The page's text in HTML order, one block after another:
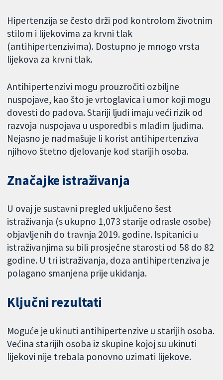
Hipertenzija se često drži pod kontrolom životnim
stilom i lijekovima za krvni tlak
(antihipertenzivima). Dostupno je mnogo vrsta
lijekova za krvni tlak.
Antihipertenzivi mogu prouzročiti ozbiljne
nuspojave, kao što je vrtoglavica i umor koji mogu
dovesti do padova. Stariji ljudi imaju veći rizik od
razvoja nuspojava u usporedbi s mlađim ljudima.
Nejasno je nadmašuje li korist antihipertenziva
njihovo štetno djelovanje kod starijih osoba.
Značajke istraživanja
U ovaj je sustavni pregled uključeno šest
istraživanja (s ukupno 1,073 starije odrasle osobe)
objavljenih do travnja 2019. godine. Ispitanici u
istraživanjima su bili prosječne starosti od 58 do 82
godine. U tri istraživanja, doza antihipertenziva je
polagano smanjena prije ukidanja.
Ključni rezultati
Moguće je ukinuti antihipertenzive u starijih osoba.
Većina starijih osoba iz skupine kojoj su ukinuti
lijekovi nije trebala ponovno uzimati lijekove.